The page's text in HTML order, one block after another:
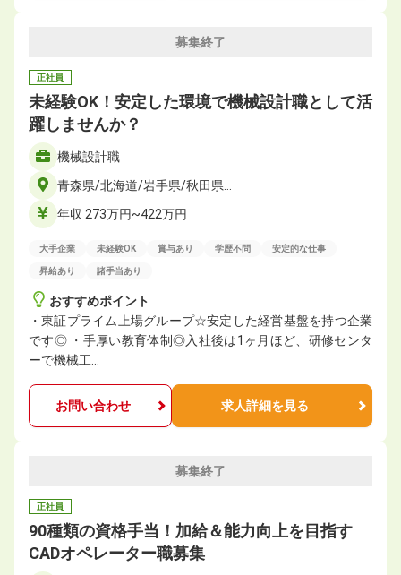
募集終了
正社員
未経験OK！安定した環境で機械設計職として活
躍しませんか？
機械設計職
青森県/北海道/岩手県/秋田県…
年収 273万円~422万円
大手企業 未経験OK 賞与あり 学歴不問 安定的な仕事
昇給あり 諸手当あり
おすすめポイント
・東証プライム上場グループ☆安定した経営基盤を持つ企業
です◎ ・手厚い教育体制◎入社後は1ヶ月ほど、研修センタ
ーで機械工…
お問い合わせ 求人詳細を見る
募集終了
正社員
90種類の資格手当！加給＆能力向上を目指す
CADオペレーター職募集